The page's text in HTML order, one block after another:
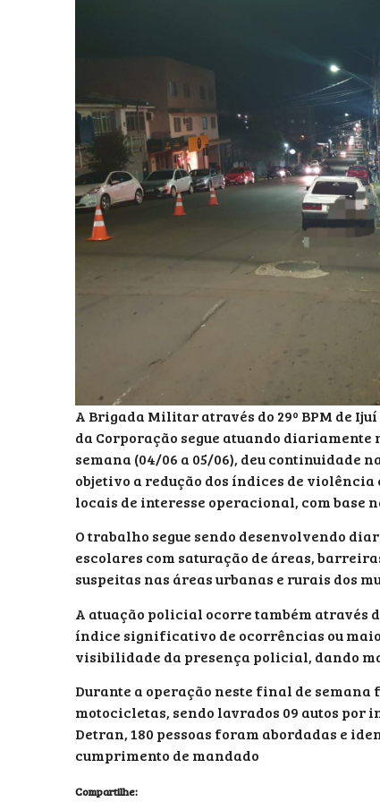
A Brigada Militar através do 29º BPM de
da Corporação segue atuando
semana (04/06 a 05/06), deu continuidade
objetivo a redução dos índices de
locais de interesse operacional, com
O trabalho segue sendo desenvolvendo
escolares com saturação de áreas,
suspeitas nas áreas urbanas e rurais dos
A atuação policial ocorre também através
índice significativo de ocorrências ou
visibilidade da presença policial, dando
Durante a operação neste final de semana
motocicletas, sendo lavrados 09 autos por
Detran, 180 pessoas foram abordadas e
cumprimento de mandado
Compartilhe: